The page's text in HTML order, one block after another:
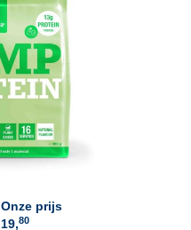
Onze prijs
19,80